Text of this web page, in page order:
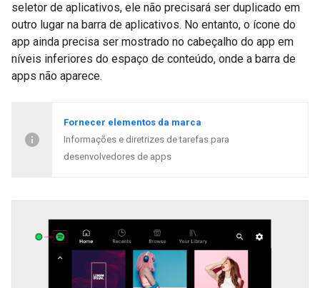
seletor de aplicativos, ele não precisará ser duplicado em
outro lugar na barra de aplicativos. No entanto, o ícone do
app ainda precisa ser mostrado no cabeçalho do app em
níveis inferiores do espaço de conteúdo, onde a barra de
apps não aparece.
Fornecer elementos da marca
Informações e diretrizes de tarefas para
desenvolvedores de apps